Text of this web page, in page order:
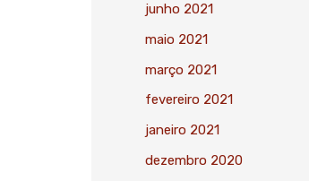
junho 2021
maio 2021
março 2021
fevereiro 2021
janeiro 2021
dezembro 2020